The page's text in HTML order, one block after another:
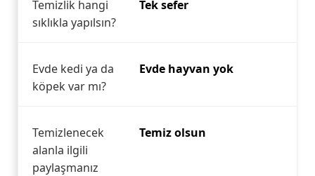
Temizlik hangi
sıklıkla yapılsın?
Tek sefer
Evde kedi ya da
köpek var mı?
Evde hayvan yok
Temizlenecek
alanla ilgili
paylaşmanız
Temiz olsun